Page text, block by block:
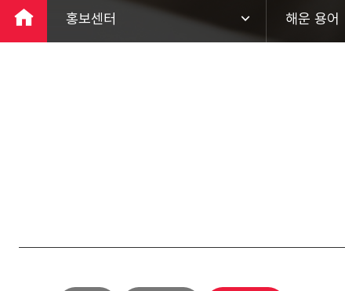
홍보센터 해운 용어